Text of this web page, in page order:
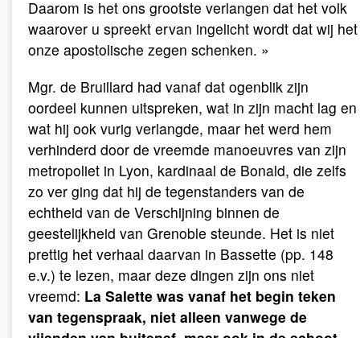
Daarom is het ons grootste verlangen dat het volk
waarover u spreekt ervan ingelicht wordt dat wij het
onze apostolische zegen schenken. »
Mgr. de Bruillard had vanaf dat ogenblik zijn
oordeel kunnen uitspreken, wat in zijn macht lag en
wat hij ook vurig verlangde, maar het werd hem
verhinderd door de vreemde manoeuvres van zijn
metropoliet in Lyon, kardinaal de Bonald, die zelfs
zo ver ging dat hij de tegenstanders van de
echtheid van de Verschijning binnen de
geestelijkheid van Grenoble steunde. Het is niet
prettig het verhaal daarvan in Bassette (pp. 148
e.v.) te lezen, maar deze dingen zijn ons niet
vreemd: La Salette was vanaf het begin teken
van tegenspraak, niet alleen vanwege de